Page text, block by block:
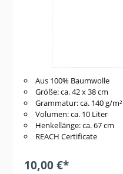
Aus 100% Baumwolle
Größe: ca. 42 x 38 cm
Grammatur: ca. 140 g/m²
Volumen: ca. 10 Liter
Henkellänge: ca. 67 cm
REACH Certificate
10,00 €*